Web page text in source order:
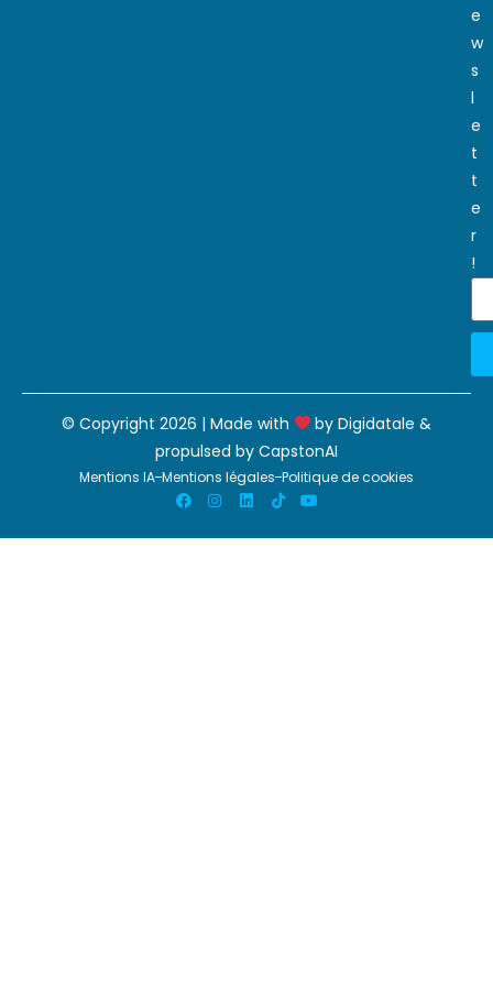
e
w
s
l
e
t
t
e
r
!
© Copyright 2026 | Made with byDigidatale &
propulsed by CapstonAI
Mentions IA Mentions légales Politique de cookies